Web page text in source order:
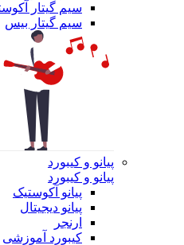
سیم گیتار
سیم گیتار بیس
پیانو و کیبورد
پیانو و کیبورد
پیانو آکوستیک
پیانو دیجیتال
ارنجر
کیبورد آموزشی